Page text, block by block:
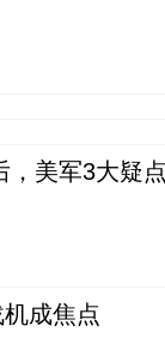
，美军3大疑
成焦点